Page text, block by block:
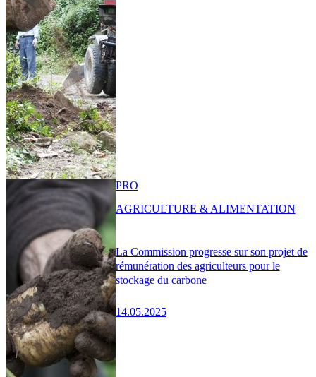
La Commission progresse sur son projet de
rémunération des agriculteurs pour le
stockage du carbone
14.05.2025
PRO
AGRICULTURE & ALIMENTATION